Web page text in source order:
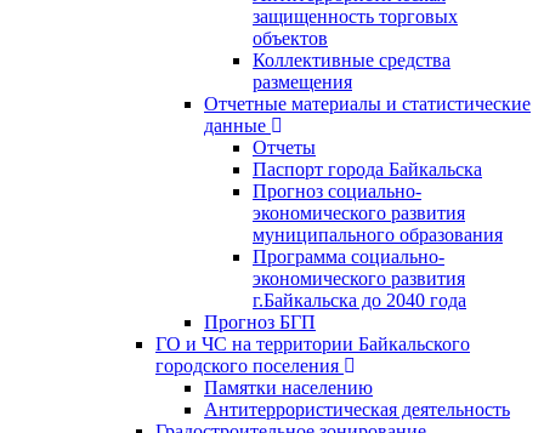
защищенность торговых
объектов
Коллективные средства
размещения
Отчетные материалы и статистические
данные
Отчеты
Паспорт города Байкальска
Прогноз социально-
экономического развития
муниципального образования
Программа социально-
экономического развития
г.Байкальска до 2040 года
Прогноз БГП
ГО и ЧС на территории Байкальского
городского поселения
Памятки населению
Антитеррористическая деятельность